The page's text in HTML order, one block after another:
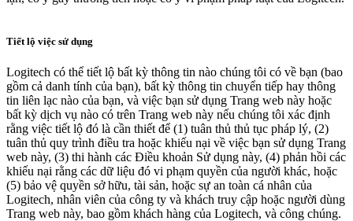
Tiết lộ việc sử dụng
Logitech có thể tiết lộ bất kỳ thông tin nào chúng tôi có về bạn (bao
gồm cả danh tính của bạn), bất kỳ thông tin chuyển tiếp hay thông
tin liên lạc nào của bạn, và việc bạn sử dụng Trang web này hoặc
bất kỳ dịch vụ nào có trên Trang web này nếu chúng tôi xác định
rằng việc tiết lộ đó là cần thiết để (1) tuân thủ thủ tục pháp lý, (2)
tuân thủ quy trình điều tra hoặc khiếu nại về việc bạn sử dụng Trang
web này, (3) thi hành các Điều khoản Sử dụng này, (4) phản hồi các
khiếu nại rằng các dữ liệu đó vi phạm quyền của người khác, hoặc
(5) bảo vệ quyền sở hữu, tài sản, hoặc sự an toàn cá nhân của
Logitech, nhân viên của công ty và khách truy cập hoặc người dùng
Trang web này, bao gồm khách hàng của Logitech, và công chúng.